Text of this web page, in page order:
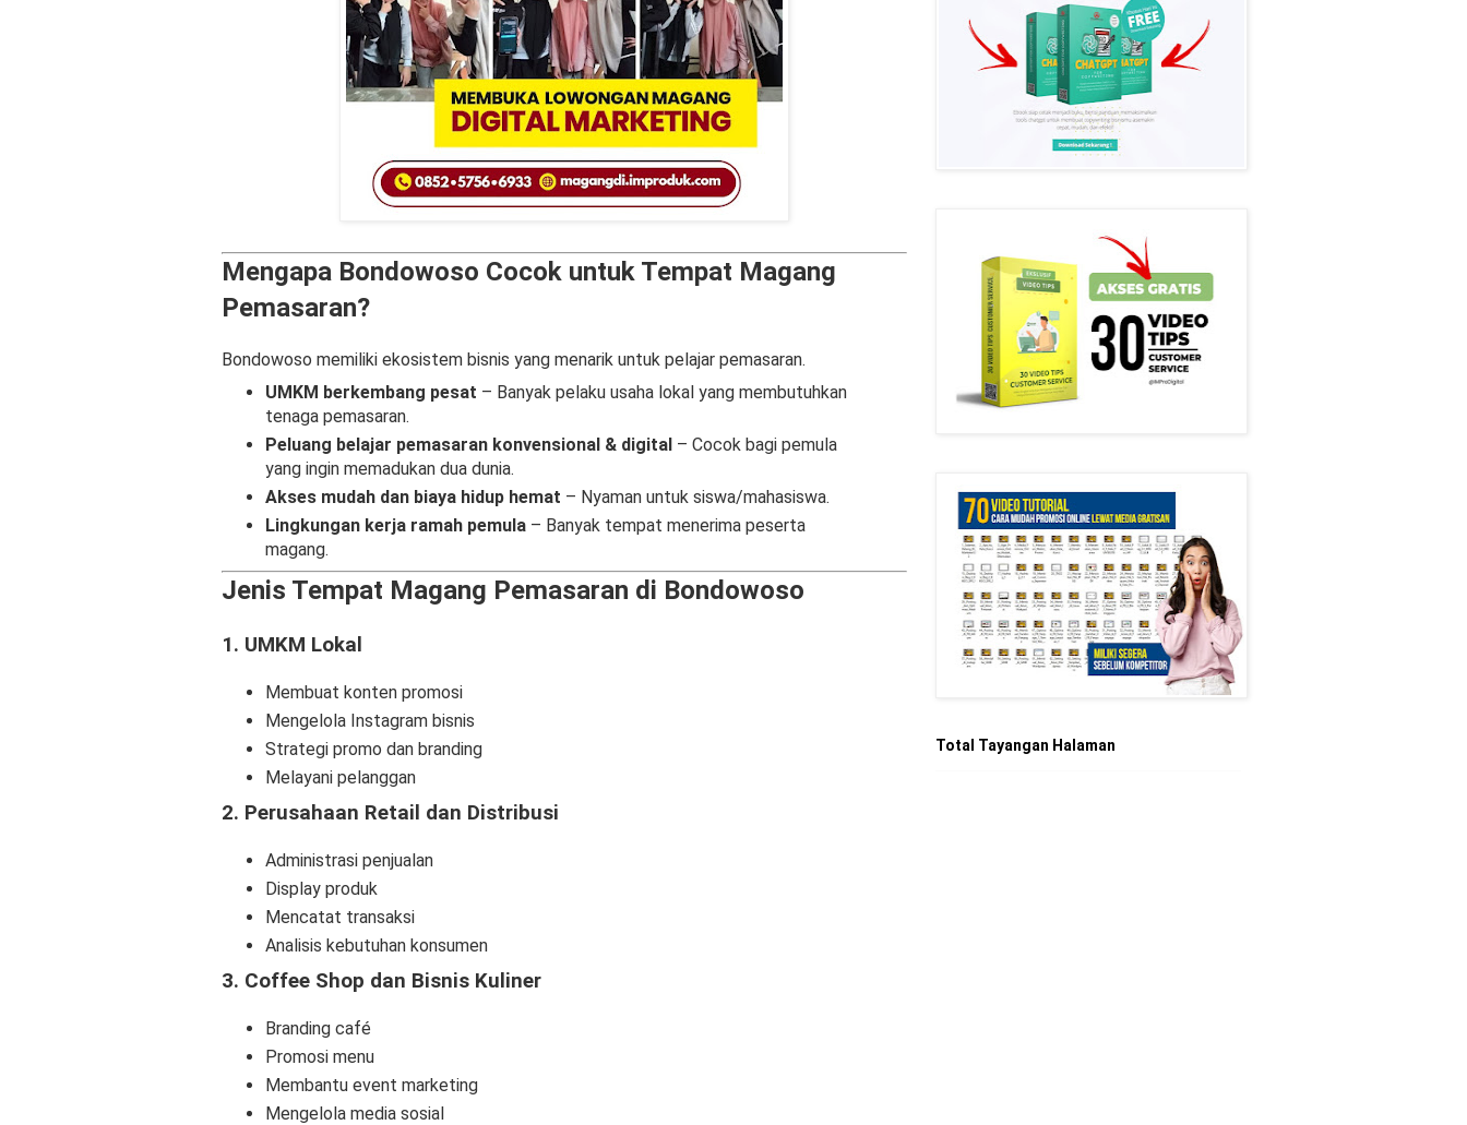
Mengapa Bondowoso Cocok untuk Tempat Magang
Pemasaran?
Bondowoso memiliki ekosistem bisnis yang menarik untuk pelajar pemasaran.
UMKM berkembang pesat – Banyak pelaku usaha lokal yang membutuhkan
tenaga pemasaran.
Peluang belajar pemasaran konvensional & digital – Cocok bagi pemula
yang ingin memadukan dua dunia.
Akses mudah dan biaya hidup hemat – Nyaman untuk siswa/mahasiswa.
Lingkungan kerja ramah pemula – Banyak tempat menerima peserta
magang.
Jenis Tempat Magang Pemasaran di Bondowoso
1. UMKM Lokal
Membuat konten promosi
Mengelola Instagram bisnis
Strategi promo dan branding
Melayani pelanggan
2. Perusahaan Retail dan Distribusi
Administrasi penjualan
Display produk
Mencatat transaksi
Analisis kebutuhan konsumen
3. Coffee Shop dan Bisnis Kuliner
Branding café
Promosi menu
Membantu event marketing
Mengelola media sosial
Total Tayangan Halaman